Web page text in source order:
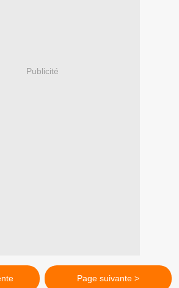
Publicité
Page suivante >